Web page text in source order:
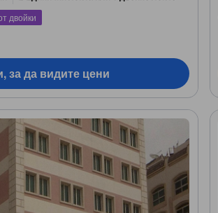
двойки
за да видите цени